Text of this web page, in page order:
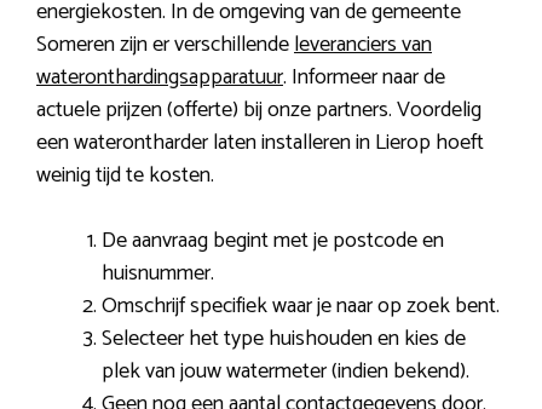
energiekosten. In de omgeving van de gemeente
Someren zijn er verschillendeleveranciers van
wateronthardingsapparatuur. Informeer naar de
actuele prijzen (offerte) bij onze partners. Voordelig
een waterontharder laten installeren in Lierop hoeft
weinig tijd te kosten.
De aanvraag begint met je postcode en
huisnummer.
Omschrijf specifiek waar je naar op zoek bent.
Selecteer het type huishouden en kies de
plek van jouw watermeter (indien bekend).